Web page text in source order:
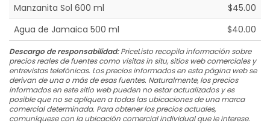
Manzanita Sol 600 ml
$45.00
Agua de Jamaica 500 ml
$40.00
Descargo de responsabilidad:PriceListo recopila información sobre
precios reales de fuentes como visitas in situ, sitios web comerciales y
entrevistas telefónicas. Los precios informados en esta página web se
derivan de una o más de esas fuentes. Naturalmente, los precios
informados en este sitio web pueden no estar actualizados y es
posible que no se apliquen a todas las ubicaciones de una marca
comercial determinada. Para obtener los precios actuales,
comuníquese con la ubicación comercial individual que le interese.